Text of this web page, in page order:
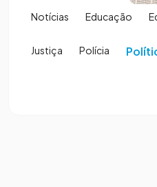
Notícias Educação
Justiça Polícia